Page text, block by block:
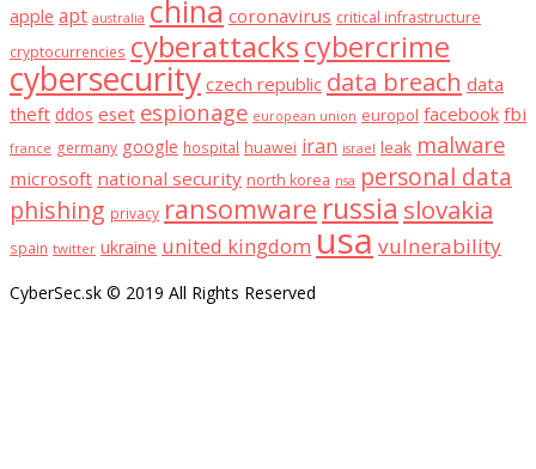
apple apt australia china coronavirus critical infrastructure
cryptocurrencies cyberattackscybercrime
cybersecurity czech republic data breach data
theft ddos eset espionage european union europol facebook fbi
france germany google hospital huawei iran israel leak malware
microsoft national security north korea nsa personal data
phishing privacy ransomware russia slovakia
spain twitter ukraine united kingdom usavulnerability
CyberSec.sk © 2019 All Rights Reserved